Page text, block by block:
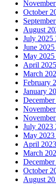
October
August
July 2025
June 2025
May 2025
April 2025
March
February
January
July 2023
May 2023
April 2023
March
October
August